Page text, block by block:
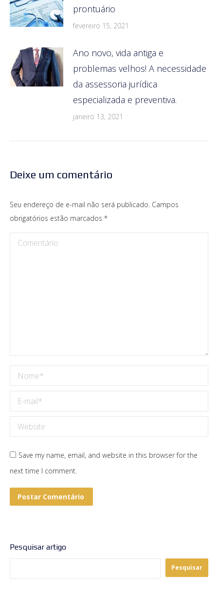
prontuário
fevereiro 15, 2021
Ano novo, vida antiga e
problemas velhos! A necessidade
da assessoria jurídica
especializada e preventiva.
janeiro 13, 2021
Deixe um comentário
Seu endereço de e-mail não será publicado. Campos
obrigatórios estão marcados *
Comentário
Nome *
E-mail *
Website
Save my name, email, and website in this browser for the
next time I comment.
Postar Comentário
Pesquisar artigo
Pesquisar